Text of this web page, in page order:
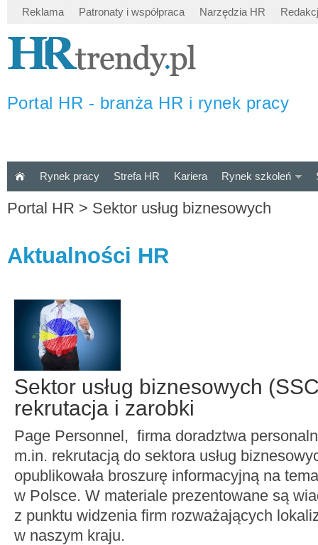
Reklama Patronaty i współpraca Narzędzia HR
Portal HR - branża HR i rynek pracy
Rynek pracy Strefa HR Kariera Rynek szkoleń
Portal HR > Sektor usług biznesowych
Aktualności HR
Sektor usług biznesowych
rekrutacja i zarobki
Page Personnel, firma doradztwa
m.in. rekrutacją do sektora usług
opublikowała broszurę informacyjną na
w Polsce. W materiale prezentowane są
z punktu widzenia firm rozważających
w naszym kraju.